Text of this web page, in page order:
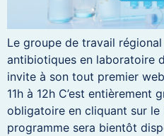
Le groupe de travail
antibiotiques en laboratoire
invite à son tout premier
11h à 12h C’est entièrement
obligatoire en cliquant sur
programme sera bientôt